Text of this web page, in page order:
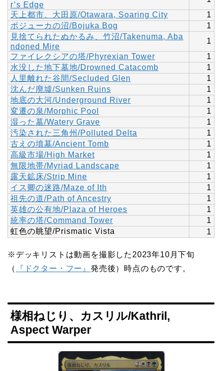
r’s Edge
天上都市、大田原/Otawara, Soaring City
1
ボジューカの沼/Bojuka Bog
1
見捨てられたぬかるみ、竹沼/Takenuma, Aba
ndoned Mire
1
ファイレクシアの塔/Phyrexian Tower
1
水没した地下墓地/Drowned Catacomb
1
人里離れた谷間/Secluded Glen
1
沈んだ廃墟/Sunken Ruins
1
地底の大河/Underground River
1
変遷の泉/Morphic Pool
1
湿った墓/Watery Grave
1
汚染された三角州/Polluted Delta
1
古えの墳墓/Ancient Tomb
1
高級市場/High Market
1
無限地帯/Myriad Landscape
1
露天鉱床/Strip Mine
1
イス卿の迷路/Maze of Ith
1
祖先の道/Path of Ancestry
1
英雄の公有地/Plaza of Heroes
1
統率の塔/Command Tower
1
虹色の眺望/Prismatic Vista
1
※デッキリストは動画を撮影した2023年10月下旬
（
『ドクター・フー』発売後）時点のものです。
様相ねじり、カスリル/Kathril,
Aspect Warper